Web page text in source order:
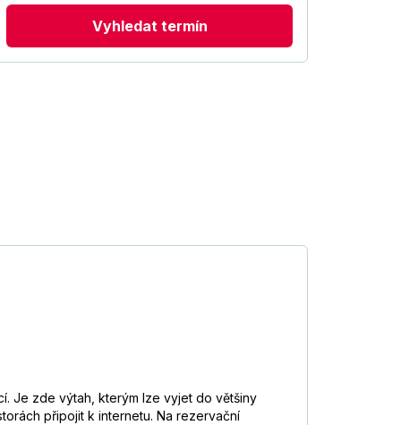
Vyhledat termín
Je zde výtah, kterým lze vyjet do většiny
připojit k internetu. Na rezervační